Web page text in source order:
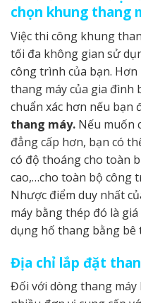
chọn khung thang
Việc thi công khung
tối đa không gian sử
công trình của bạn.
thang máy của gia đình
chuẩn xác hơn nếu bạn
thang máy. Nếu muốn
đẳng cấp hơn, bạn có
có độ thoáng cho toàn
cao,…cho toàn bộ công
Nhược điểm duy nhất
máy bằng thép đó là
dụng hố thang bằng bê
Địa chỉ lắp đặt
Đối với dòng thang máy